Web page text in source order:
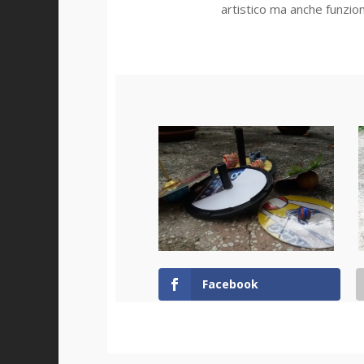
artistico ma anche
Facebook